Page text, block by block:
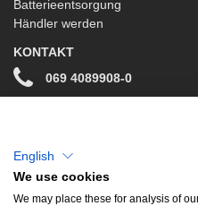
Batterieentsorgung
Händler werden
KONTAKT
069 4089908-0
Facebook
English
We use cookies
We may place these for analysis of